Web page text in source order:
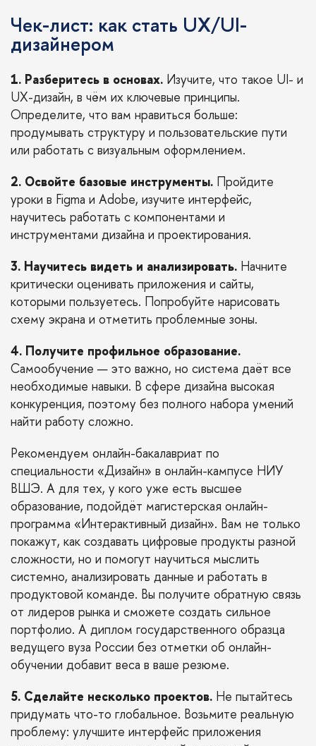
Чек-лист: как стать UX/UI-
дизайнером
1. Разберитесь в основах. Изучите, что такое UI- и
UX-дизайн, в чём их ключевые принципы.
Определите, что вам нравиться больше:
продумывать структуру и пользовательские пути
или работать с визуальным оформлением.
2. Освойте базовые инструменты. Пройдите
уроки в Figma и Adobe, изучите интерфейс,
научитесь работать с компонентами и
инструментами дизайна и проектирования.
3. Научитесь видеть и анализировать. Начните
критически оценивать приложения и сайты,
которыми пользуетесь. Попробуйте нарисовать
схему экрана и отметить проблемные зоны.
4. Получите профильное образование.
Самообучение — это важно, но система даёт все
необходимые навыки. В сфере дизайна высокая
конкуренция, поэтому без полного набора умений
найти работу сложно.
Рекомендуем онлайн-бакалавриат по
специальности «Дизайн» в онлайн-кампусе НИУ
ВШЭ. А для тех, у кого уже есть высшее
образование, подойдёт магистерская онлайн-
программа «Интерактивный дизайн». Вам не только
покажут, как создавать цифровые продукты разной
сложности, но и помогут научиться мыслить
системно, анализировать данные и работать в
продуктовой команде. Вы получите обратную связь
от лидеров рынка и сможете создать сильное
портфолио. А диплом государственного образца
ведущего вуза России без отметки об онлайн-
обучении добавит веса в ваше резюме.
5. Сделайте несколько проектов. Не пытайтесь
придумать что-то глобальное. Возьмите реальную
проблему: улучшите интерфейс приложения